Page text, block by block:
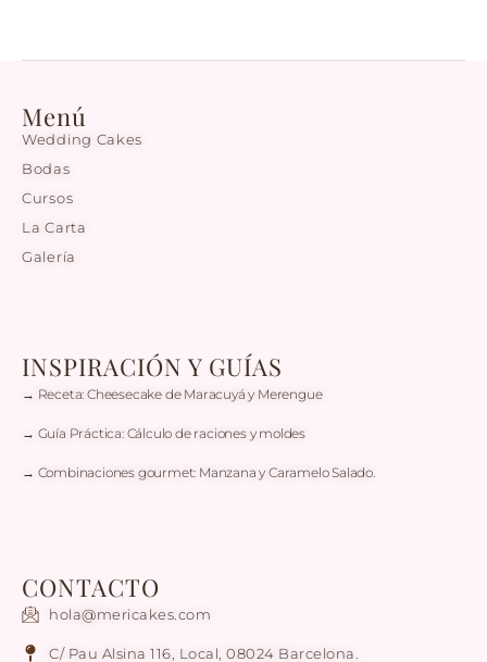
Menú
Wedding Cakes
Bodas
Cursos
La Carta
Galería
INSPIRACIÓN Y GUÍAS
→ Receta: Cheesecake de Maracuyá y Merengue
→ Guía Práctica: Cálculo de raciones y moldes
→ Combinaciones gourmet: Manzana y Caramelo Salado.
CONTACTO
hola@mericakes.com
C/ Pau Alsina 116, Local, 08024 Barcelona.